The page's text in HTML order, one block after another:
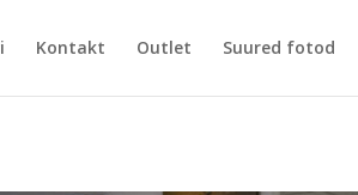
Kontakt Outlet Suured fotod